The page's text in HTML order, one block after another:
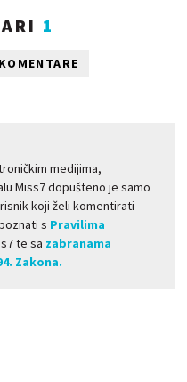
1
medijima,
Miss7 dopušteno je samo
koji želi komentirati
s Pravilima
te sa zabranama
Zakona.